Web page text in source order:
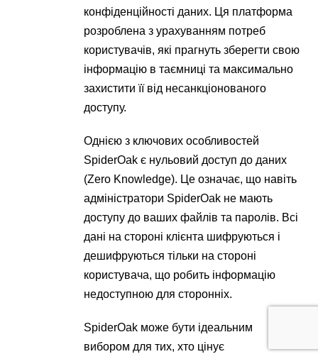
конфіденційності даних. Ця платформа
розроблена з урахуванням потреб
користувачів, які прагнуть зберегти свою
інформацію в таємниці та максимально
захистити її від несанкціонованого
доступу.
Однією з ключових особливостей
SpiderOak є нульовий доступ до даних
(Zero Knowledge). Це означає, що навіть
адміністратори SpiderOak не мають
доступу до ваших файлів та паролів. Всі
дані на стороні клієнта шифруються і
дешифруються тільки на стороні
користувача, що робить інформацію
недоступною для сторонніх.
SpiderOak може бути ідеальним
вибором для тих, хто цінує